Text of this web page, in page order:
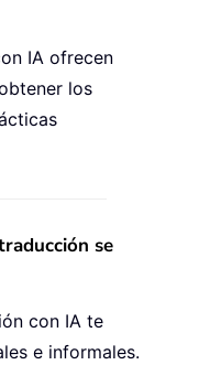
IA ofrecen
los
se
con IA te
e informales.